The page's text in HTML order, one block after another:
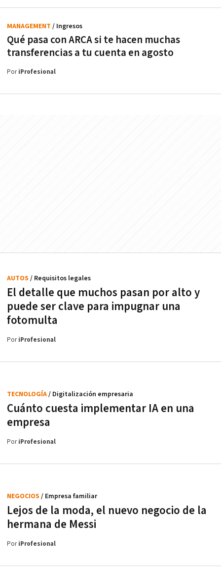
Qué pasa con ARCA si te hacen muchas
transferencias a tu cuenta en agosto
MANAGEMENT / Ingresos
PoriProfesional
El detalle que muchos pasan por alto y
puede ser clave para impugnar una
fotomulta
AUTOS / Requisitos legales
PoriProfesional
Cuánto cuesta implementar IA en una
empresa
TECNOLOGÍA/ Digitalización empresaria
PoriProfesional
Lejos de la moda, el nuevo negocio de la
hermana de Messi
NEGOCIOS / Empresa familiar
PoriProfesional